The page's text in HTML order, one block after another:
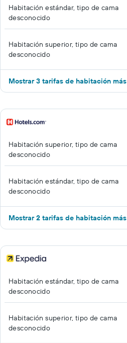
Habitación estándar, tipo de cama
desconocido
Habitación superior, tipo de cama
desconocido
Mostrar 3 tarifas de habitación más
Habitación superior, tipo de cama
desconocido
Habitación estándar, tipo de cama
desconocido
Mostrar 2 tarifas de habitación más
Habitación estándar, tipo de cama
desconocido
Habitación superior, tipo de cama
desconocido